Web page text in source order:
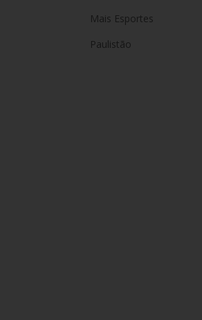
Mais Esportes
Paulistão